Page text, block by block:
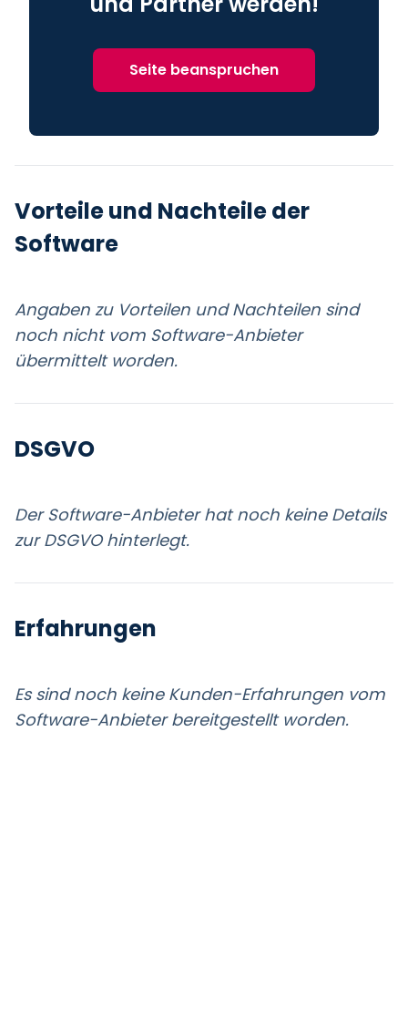
Seite beanspruchen
Vorteile und Nachteile der
Software
Angaben zu Vorteilen und Nachteilen sind
noch nicht vom Software-Anbieter
übermittelt worden.
DSGVO
Der Software-Anbieter hat noch keine Details
zur DSGVO hinterlegt.
Erfahrungen
Es sind noch keine Kunden-Erfahrungen vom
Software-Anbieter bereitgestellt worden.